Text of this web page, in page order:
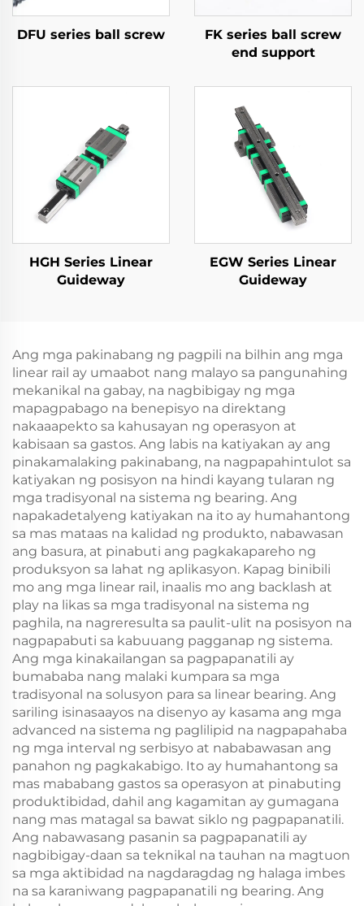
DFU series ball screw
FK series ball screw
end support
HGH Series Linear
Guideway
EGW Series Linear
Guideway
Ang mga pakinabang ng pagpili na bilhin ang mga
linear rail ay umaabot nang malayo sa pangunahing
mekanikal na gabay, na nagbibigay ng mga
mapagpabago na benepisyo na direktang
nakaaapekto sa kahusayan ng operasyon at
kabisaan sa gastos. Ang labis na katiyakan ay ang
pinakamalaking pakinabang, na nagpapahintulot sa
katiyakan ng posisyon na hindi kayang tularan ng
mga tradisyonal na sistema ng bearing. Ang
napakadetalyeng katiyakan na ito ay humahantong
sa mas mataas na kalidad ng produkto, nabawasan
ang basura, at pinabuti ang pagkakapareho ng
produksyon sa lahat ng aplikasyon. Kapag binibili
mo ang mga linear rail, inaalis mo ang backlash at
play na likas sa mga tradisyonal na sistema ng
paghila, na nagreresulta sa paulit-ulit na posisyon na
nagpapabuti sa kabuuang pagganap ng sistema.
Ang mga kinakailangan sa pagpapanatili ay
bumababa nang malaki kumpara sa mga
tradisyonal na solusyon para sa linear bearing. Ang
sariling isinasaayos na disenyo ay kasama ang mga
advanced na sistema ng paglilipid na nagpapahaba
ng mga interval ng serbisyo at nababawasan ang
panahon ng pagkakabigo. Ito ay humahantong sa
mas mababang gastos sa operasyon at pinabuting
produktibidad, dahil ang kagamitan ay gumagana
nang mas matagal sa bawat siklo ng pagpapanatili.
Ang nabawasang pasanin sa pagpapanatili ay
nagbibigay-daan sa teknikal na tauhan na magtuon
sa mga aktibidad na nagdaragdag ng halaga imbes
na sa karaniwang pagpapanatili ng bearing. Ang